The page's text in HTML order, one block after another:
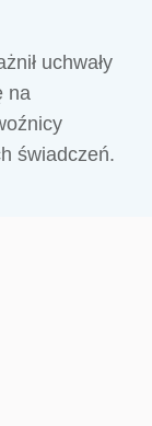
uchwały
na
świadczeń.